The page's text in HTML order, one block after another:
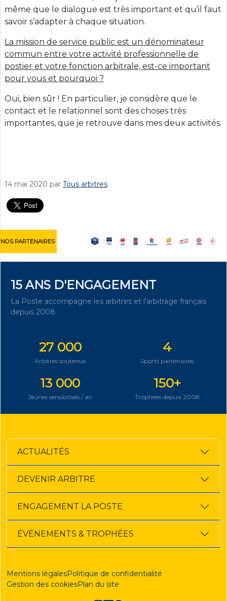
même que le dialogue est très important et qu’il faut
savoir s’adapter à chaque situation.
La mission de service public est un dénominateur
commun entre votre activité professionnelle de
postier et votre fonction arbitrale, est-ce important
pour vous et pourquoi ?
Oui, bien sûr ! En particulier, je considère que le
contact et le relationnel sont des choses très
importantes, que je retrouve dans mes deux activités.
14 mai 2020 par Tous arbitres
NOS PARTENAIRES
15 ANS D'ENGAGEMENT
La Poste accompagne les arbitres et l'arbitrage français
depuis 2008.
27 000
Arbitres soutenus
4
Sports partenaires
13 000
Jeunes sensibilisés / an
150+
Trophées depuis 2008
ACTUALITÉS
DEVENIR ARBITRE
ENGAGEMENT LA POSTE
ÉVÉNEMENTS & TROPHÉES
Mentions légalesPolitique de confidentialité
Gestion des cookiesPlan du site